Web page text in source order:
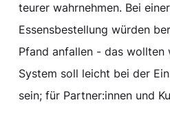
teurer wahrnehmen. Bei
Essensbestellung würden
Pfand anfallen - das wollten
System soll leicht bei der
sein; für Partner:innen und